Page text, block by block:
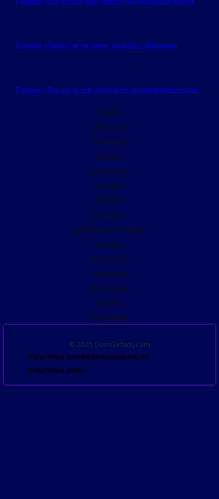
Гадание «Любит ли он меня» на картах Ленорман
Гадание «Что он ко мне чувствует» на цыганских картах
Да-Нет
На будущее
На бывшего
На детей
На женщину
На измену
На интим
На карьеру
На любовь и отношения
На мужа
На мужчину
На пропажу
На ситуацию
На удачу
На финансы
© 2025 DomGadanij.com
Политика конфиденциальности
Обратная связь